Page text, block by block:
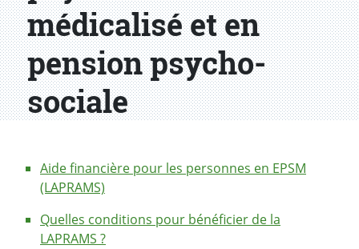
médicalisé et en
pension psycho-
sociale
Aide financière pour les personnes en EPSM
(LAPRAMS)
Quelles conditions pour bénéficier de la
LAPRAMS ?